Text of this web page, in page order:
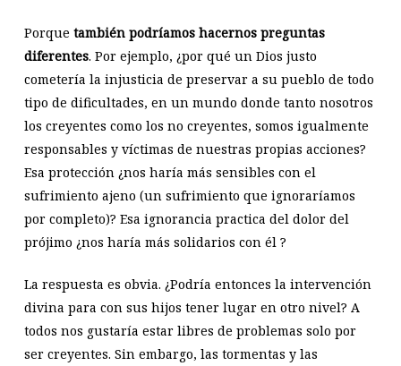
Porque también podríamos hacernos preguntas
diferentes. Por ejemplo, ¿por qué un Dios justo
cometería la injusticia de preservar a su pueblo de todo
tipo de dificultades, en un mundo donde tanto nosotros
los creyentes como los no creyentes, somos igualmente
responsables y víctimas de nuestras propias acciones?
Esa protección ¿nos haría más sensibles con el
sufrimiento ajeno (un sufrimiento que ignoraríamos
por completo)? Esa ignorancia practica del dolor del
prójimo ¿nos haría más solidarios con él ?
La respuesta es obvia. ¿Podría entonces la intervención
divina para con sus hijos tener lugar en otro nivel? A
todos nos gustaría estar libres de problemas solo por
ser creyentes. Sin embargo, las tormentas y las